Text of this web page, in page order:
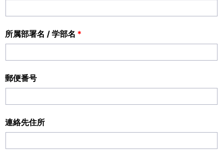
所属部署名 / 学部名 *
郵便番号
連絡先住所